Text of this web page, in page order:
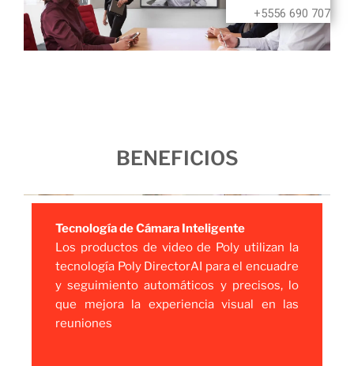
+5556 690 707
BENEFICIOS
Tecnología de Cámara Inteligente
Los productos de video de Poly utilizan la
tecnología Poly DirectorAI para el encuadre
y seguimiento automáticos y precisos, lo
que mejora la experiencia visual en las
reuniones